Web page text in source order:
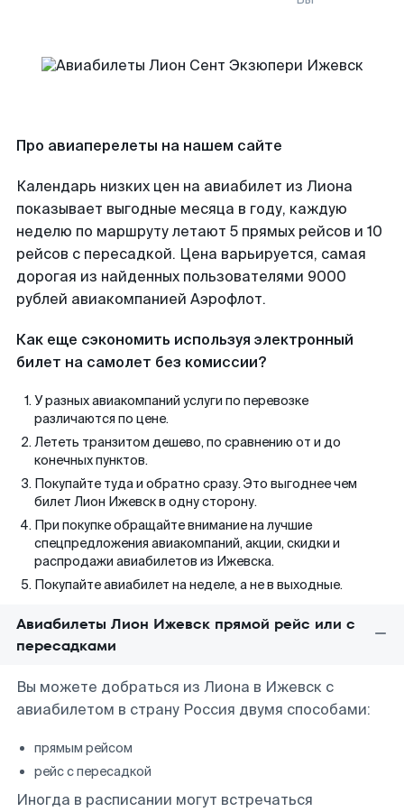
Про авиаперелеты на нашем сайте
Календарь низких цен на авиабилет из Лиона
показывает выгодные месяца в году, каждую
неделю по маршруту летают 5 прямых рейсов и 10
рейсов с пересадкой. Цена варьируется, самая
дорогая из найденных пользователями 9000
рублей авиакомпанией Аэрофлот.
Как еще сэкономить используя электронный
билет на самолет без комиссии?
У разных авиакомпаний услуги по перевозке
различаются по цене.
Лететь транзитом дешево, по сравнению от и до
конечных пунктов.
Покупайте туда и обратно сразу. Это выгоднее чем
билет Лион Ижевск в одну сторону.
При покупке обращайте внимание на лучшие
спецпредложения авиакомпаний, акции, скидки и
распродажи авиабилетов из Ижевска.
Покупайте авиабилет на неделе, а не в выходные.
Авиабилеты Лион Ижевск прямой рейс или с
пересадками
Вы можете добраться из Лиона в Ижевск с
авиабилетом в страну Россия двумя способами:
прямым рейсом
рейс с пересадкой
Иногда в расписании могут встречаться